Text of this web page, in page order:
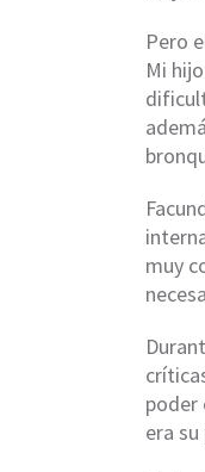
Pero
Mi
muy
poder
era